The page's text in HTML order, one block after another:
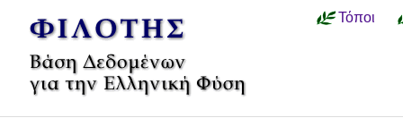
Τόποι